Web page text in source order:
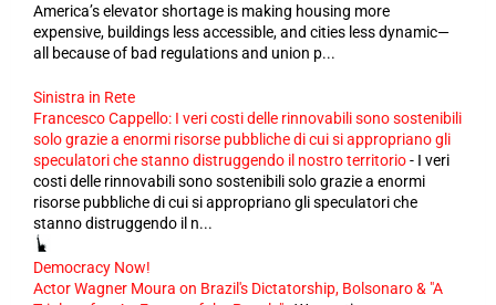
America’s elevator shortage is making housing more
expensive, buildings less accessible, and cities less dynamic—
all because of bad regulations and union p...
Sinistra in Rete
Francesco Cappello: I veri costi delle rinnovabili sono sostenibili
solo grazie a enormi risorse pubbliche di cui si appropriano gli
speculatori che stanno distruggendo il nostro territorio- I veri
costi delle rinnovabili sono sostenibili solo grazie a enormi
risorse pubbliche di cui si appropriano gli speculatori che
stanno distruggendo il n...
Democracy Now!
Actor Wagner Moura on Brazil's Dictatorship, Bolsonaro & "A